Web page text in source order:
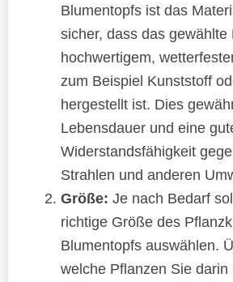
Blumentopfs ist das
sicher, dass das gewählte
hochwertigem,
zum Beispiel Kunststoff
hergestellt ist. Dies
Lebensdauer und eine
Widerstandsfähigkeit
Strahlen und anderen
Größe: Je nach Bedarf
richtige Größe des
Blumentopfs auswählen.
welche Pflanzen Sie darin